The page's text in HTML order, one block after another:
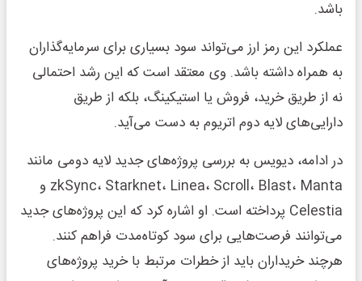
باشد.
عملکرد این رمز ارز می‌تواند سود بسیاری برای سرمایه‌گذاران
به همراه داشته باشد. وی معتقد است که این رشد احتمالی
نه از طریق خرید، فروش یا استیکینگ، بلکه از طریق
دارایی‌های لایه دوم اتریوم به دست می‌آید.
در ادامه، دیویس به بررسی پروژه‌های جدید لایه دومی مانند
zkSync، Starknet، Linea، Scroll، Blast، Manta و
Celestia پرداخته است. او اشاره کرد که این پروژه‌های جدید
می‌توانند فرصت‌هایی برای سود کوتاه‌مدت فراهم کنند.
هرچند خریداران باید از خطرات مرتبط با خرید پروژه‌های